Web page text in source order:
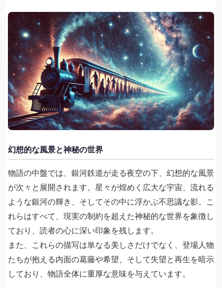
幻想的な風景と神秘の世界
物語の中盤では、銀河鉄道が走る夜空の下、幻想的な風景
が次々と展開されます。星々が煌めく広大な宇宙、流れる
ような銀河の輝き、そしてその中に浮かぶ不思議な影。こ
れらはすべて、現実の制約を超えた神秘的な世界を象徴し
ており、読者の心に深い印象を残します。
また、これらの描写は単なる美しさだけでなく、登場人物
たちが抱える内面の葛藤や希望、そして失望と再生を暗示
しており、物語全体に重厚な意味を与えています。